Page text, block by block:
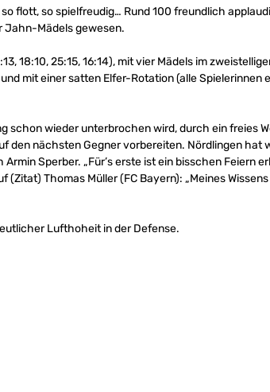
flott, so spielfreudig… Rund 100 freundlich
Jahn-Mädels gewesen.
18:10, 25:15, 16:14), mit vier Mädels im
mit einer satten Elfer-Rotation (alle Spielerinnen
schon wieder unterbrochen wird, durch ein freies
den nächsten Gegner vorbereiten. Nördlingen hat
Sperber. „Für’s erste ist ein bisschen Feiern
Thomas Müller (FC Bayern): „Meines
Lufthoheit in der Defense.